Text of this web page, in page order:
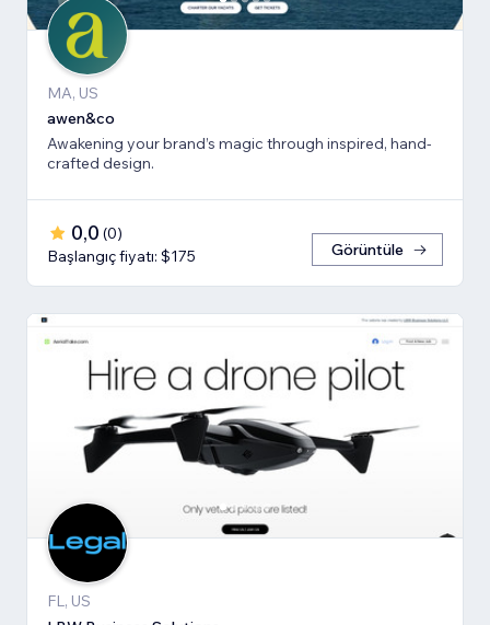
MA, US
awen&co
Awakening your brand’s magic through inspired, hand-
crafted design.
0,0 (0)
Başlangıç fiyatı: $175
Görüntüle
FL, US